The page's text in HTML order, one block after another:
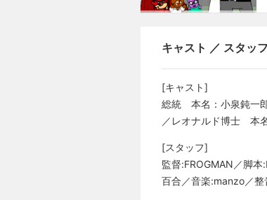
キャスト ／ スタッフ
[キャスト]
総統 本名：小泉鈍一
／レオナルド博士 本
[スタッフ]
監督:FROGMAN／脚
百合／音楽:manzo／整